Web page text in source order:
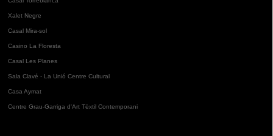
Xalet Negre
Casal Mira-sol
Casino La Floresta
Casal Les Planes
Sala Clavé - La Unió Centre Cultural
Casa Aymat
Centre Grau-Garriga d'Art Tèxtil Contemporani